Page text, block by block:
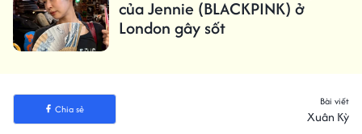
của Jennie (BLACKPINK) ở
London gây sốt
Chia sẻ
Bài viết
Xuân Kỳ